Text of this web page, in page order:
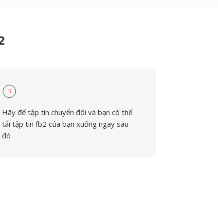
3
Hãy để tập tin chuyển đổi và bạn có thể
tải tập tin fb2 của bạn xuống ngay sau
đó